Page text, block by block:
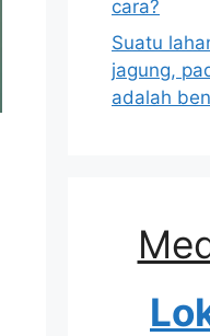
cara?
Suatu
jagung,
adalah